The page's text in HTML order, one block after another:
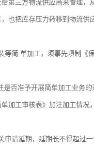
第三方物流供应商来管理，
也把库存压力转移到物流供
等简 单加工，须事先填制《
否准予开展简单加工业务的
加工审核表》加注加工情况
请延期，延期长不得超过一